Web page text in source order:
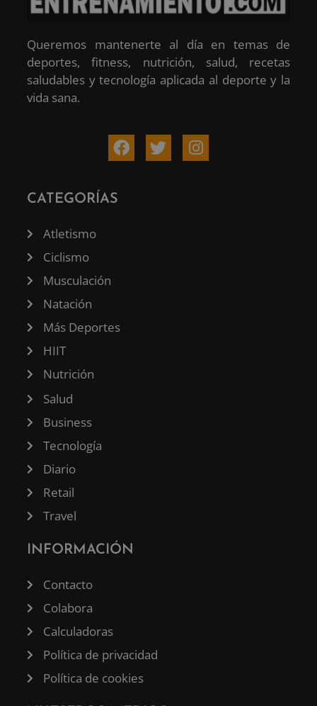
Queremos mantenerte al día en temas de
deportes, fitness, nutrición, salud, recetas
saludables y tecnología aplicada al deporte y la
vida sana.
CATEGORÍAS
Atletismo
Ciclismo
Musculación
Natación
Más Deportes
HIIT
Nutrición
Salud
Business
Tecnología
Diario
Retail
Travel
INFORMACIÓN
Contacto
Colabora
Calculadoras
Política de privacidad
Política de cookies